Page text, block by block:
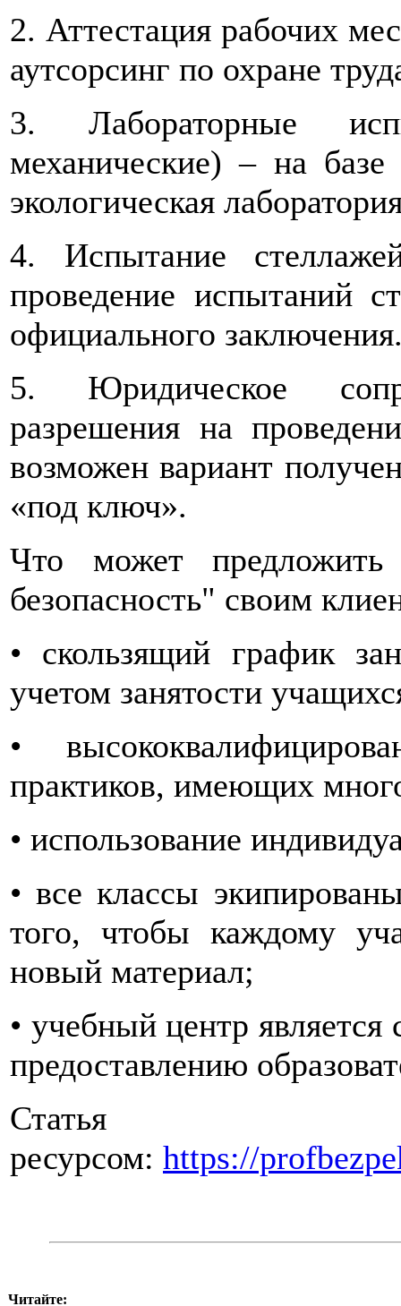
2. Аттестация рабочих
аутсорсинг по охране
3. Лабораторные
механические) – на базе
экологическая
4. Испытание
проведение испытаний
официального
5. Юридическое
разрешения на
возможен вариант
«под ключ».
Что может предложить
безопасность" своим
• скользящий график
учетом занятости
•
практиков, имеющих
• использование
• все классы
того, чтобы каждому
новый материал;
• учебный центр
предоставлению
Статья
ресурсом: https://
Читайте: